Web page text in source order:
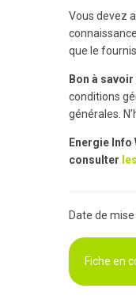
Vous devez
que le
Bon à savoir
conditions
générales.
Energie Info
consulter
Date de
Fiche en